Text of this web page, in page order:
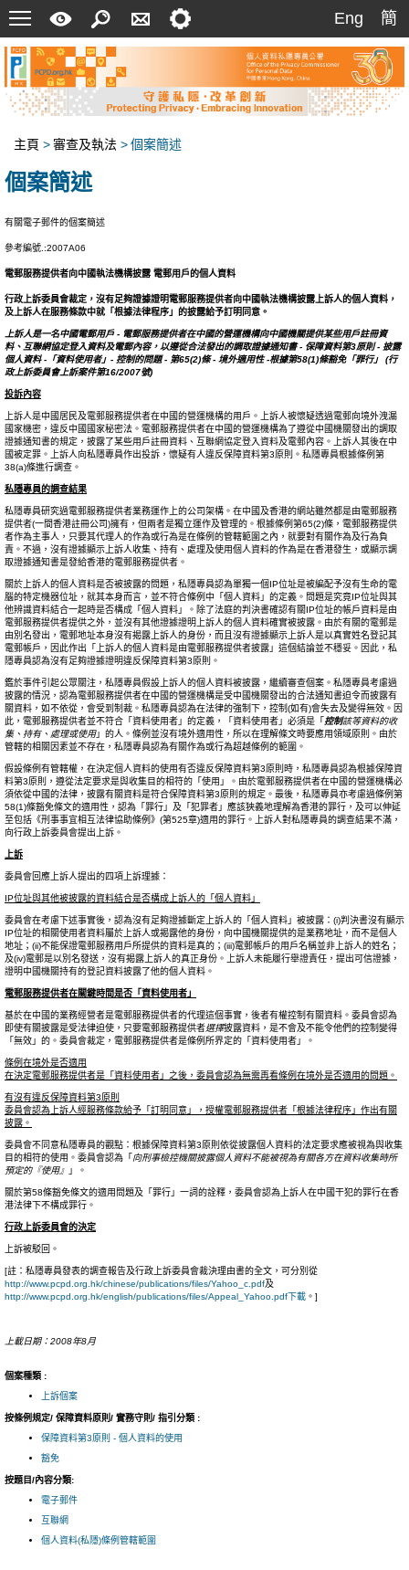
菜
單
速
指
南
索
絡
我
定
Eng
簡
簡
主頁 >審查及執法 >個案簡述
個案簡述
有關電子郵件的個案簡述
參考編號.:2007A06
電郵服務提供者向中國執法機構披露 電郵用戶的個人資料
行政上訴委員會裁定，沒有足夠證據證明電郵服務提供者向中國執法機構披露上訴人的個人資料，
及上訴人在服務條款中就「根據法律程序」的披露給予訂明同意。
上訴人是一名中國電郵用戶 - 電郵服務提供者在中國的營運機構向中國機關提供某些用戶註冊資
料、互聯網協定登入資料及電郵內容，以遵從合法發出的調取證據通知書 - 保障資料第3原則 - 披露
個人資料 -「資料使用者」- 控制的問題 - 第65(2)條 - 境外適用性 -根據第58(1)條豁免「罪行」 (行
政上訴委員會上訴案件第16/2007號)
投訴內容
上訴人是中國居民及電郵服務提供者在中國的營運機構的用戶。上訴人被懷疑透過電郵向境外洩漏
國家機密，違反中國國家秘密法。電郵服務提供者在中國的營運機構為了遵從中國機關發出的調取
證據通知書的規定，披露了某些用戶註冊資料、互聯網協定登入資料及電郵內容。上訴人其後在中
國被定罪。上訴人向私隱專員作出投訴，懷疑有人違反保障資料第3原則。私隱專員根據條例第
38(a)條進行調查。
私隱專員的調查結果
私隱專員研究過電郵服務提供者業務運作上的公司架構。在中國及香港的網站雖然都是由電郵服務
提供者(一間香港註冊公司)擁有，但兩者是獨立運作及管理的。根據條例第65(2)條，電郵服務提供
者作為主事人，只要其代理人的作為或行為是在條例的管轄範圍之內，就要對有關作為及行為負
責。不過，沒有證據顯示上訴人收集、持有、處理及使用個人資料的作為是在香港發生，或顯示調
取證據通知書是發給香港的電郵服務提供者。
關於上訴人的個人資料是否被披露的問題，私隱專員認為單獨一個IP位址是被編配予沒有生命的電
腦的特定機器位址，就其本身而言，並不符合條例中「個人資料」的定義。問題是究竟IP位址與其
他辨識資料結合一起時是否構成「個人資料」。除了法庭的判決書確認有關IP位址的帳戶資料是由
電郵服務提供者提供之外，並沒有其他證據證明上訴人的個人資料確實被披露。由於有關的電郵是
由別名發出，電郵地址本身沒有揭露上訴人的身份，而且沒有證據顯示上訴人是以真實姓名登記其
電郵帳戶，因此作出「上訴人的個人資料是由電郵服務提供者披露」這個結論並不穩妥。因此，私
隱專員認為沒有足夠證據證明違反保障資料第3原則。
鑑於事件引起公眾關注，私隱專員假設上訴人的個人資料被披露，繼續審查個案。私隱專員考慮過
披露的情況，認為電郵服務提供者在中國的營運機構是受中國機關發出的合法通知書迫令而披露有
關資料，如不依從，會受到制裁。私隱專員認為在法律的強制下，控制(如有)會失去及變得無效。因
此，電郵服務提供者並不符合「資料使用者」的定義，「資料使用者」必須是「 控制該等資料的收
集、持有、處理或使用」的人。條例並沒有境外適用性，所以在理解條文時要應用領域原則。由於
管轄的相關因素並不存在，私隱專員認為有關作為或行為超越條例的範圍。
假設條例有管轄權，在決定個人資料的使用有否違反保障資料第3原則時，私隱專員認為根據保障資
料第3原則，遵從法定要求是與收集目的相符的「使用」。由於電郵服務提供者在中國的營運機構必
須依從中國的法律，披露有關資料是符合保障資料第3原則的規定。最後，私隱專員亦考慮過條例第
58(1)條豁免條文的適用性，認為「罪行」及「犯罪者」應該狹義地理解為香港的罪行，及可以伸延
至包括《刑事事宜相互法律協助條例》(第525章)適用的罪行。上訴人對私隱專員的調查結果不滿，
向行政上訴委員會提出上訴。
上訴
委員會回應上訴人提出的四項上訴理據：
IP位址與其他被披露的資料結合是否構成上訴人的「個人資料」
委員會在考慮下述事實後，認為沒有足夠證據斷定上訴人的「個人資料」被披露：(i)判決書沒有顯示
IP位址的相關使用者資料屬於上訴人或揭露他的身份，向中國機關提供的是業務地址，而不是個人
地址；(ii)不能保證電郵服務用戶所提供的資料是真的；(iii)電郵帳戶的用戶名稱並非上訴人的姓名；
及(iv)電郵是以別名發送，沒有揭露上訴人的真正身份。上訴人未能履行舉證責任，提出可信證據，
證明中國機關持有的登記資料披露了他的個人資料。
電郵服務提供者在關鍵時間是否「資料使用者」
基於在中國的業務經營者是電郵服務提供者的代理這個事實，後者有權控制有關資料。委員會認為
即使有關披露是受法律迫使，只要電郵服務提供者選擇披露資料，是不會及不能令他們的控制變得
「無效」的。委員會裁定，電郵服務提供者是條例所界定的「資料使用者」。
條例在境外是否適用
在決定電郵服務提供者是「資料使用者」之後，委員會認為無需再看條例在境外是否適用的問題。
有沒有違反保障資料第3原則
委員會認為上訴人經服務條款給予「訂明同意」，授權電郵服務提供者「根據法律程序」作出有關
披露。
委員會不同意私隱專員的觀點：根據保障資料第3原則依從披露個人資料的法定要求應被視為與收集
目的相符的使用。委員會認為「 向刑事檢控機關披露個人資料不能被視為有關各方在資料收集時所
預定的『使用』 」。
關於第58條豁免條文的適用問題及「罪行」一詞的詮釋，委員會認為上訴人在中國干犯的罪行在香
港法律下不構成罪行。
行政上訴委員會的決定
上訴被駁回。
[註：私隱專員發表的調查報告及行政上訴委員會裁決理由書的全文，可分別從
http://www.pcpd.org.hk/chinese/publications/files/Yahoo_c.pdf及
http://www.pcpd.org.hk/english/publications/files/Appeal_Yahoo.pdf下載 。]
上載日期：2008年8月
個案種類 :
上訴個案
按條例規定/ 保障資料原則/ 實務守則/ 指引分類 :
保障資料第3原則 - 個人資料的使用
豁免
按題目/內容分類:
電子郵件
互聯網
個人資料(私隱)條例管轄範圍